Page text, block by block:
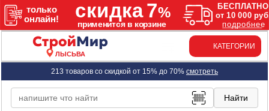
ЛЫСЬВА
КАТЕГОРИИ
213 товаров со скидкой от 15% до 70% смотреть